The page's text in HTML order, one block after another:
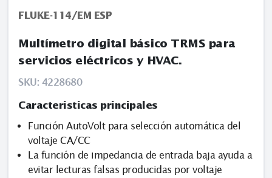
FLUKE-114/EM ESP
Multímetro digital básico TRMS para
servicios eléctricos y HVAC.
SKU: 4228680
Caracteristicas principales
Función AutoVolt para selección automática del
voltaje CA/CC
La función de impedancia de entrada baja ayuda a
evitar lecturas falsas producidas por voltaje